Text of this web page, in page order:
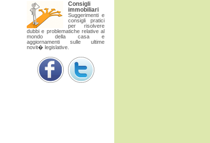
Consigli
immobiliari
Suggerimenti e
consigli pratici
per risolvere
dubbi e problematiche relative al
mondo della casa e
aggiornamenti sulle ultime
novit� legislative.